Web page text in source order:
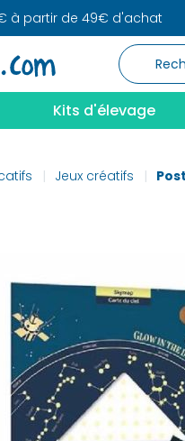
à partir de 49€ d'achat
Kits d'élevage
Jeux créatifs